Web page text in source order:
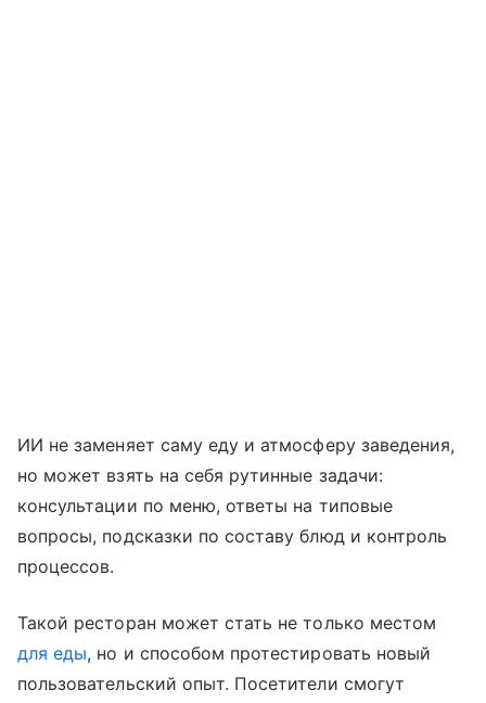
ИИ не заменяет саму еду и атмосферу заведения,
но может взять на себя рутинные задачи:
консультации по меню, ответы на типовые
вопросы, подсказки по составу блюд и контроль
процессов.
Такой ресторан может стать не только местом
для еды, но и способом протестировать новый
пользовательский опыт. Посетители смогут